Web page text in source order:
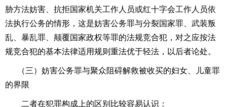
胁方法妨害、抗拒国家机关工作人员或红十字会工作人员依
法执行公务的情形，这是妨害公务罪与分裂国家罪、武装叛
乱、暴乱罪、颠覆国家政权等罪的法规竞合犯，对之应按法
规竞合犯的基本法律适用规则重法优于轻法，以后者论处。
（三）妨害公务罪与聚众阻碍解救被收买的妇女、儿童罪
的界限
二者在犯罪构成上的区别比较容易认识：